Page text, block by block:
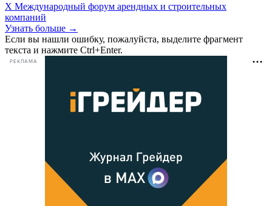
X Международный форум арендных и строительных
компаний
Узнать больше →
Если вы нашли ошибку, пожалуйста, выделите фрагмент
текста и нажмите Ctrl+Enter.
РЕКЛАМА